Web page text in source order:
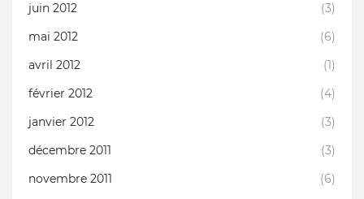
juin 2012
(3)
mai 2012
(6)
avril 2012
(1)
février 2012
(4)
janvier 2012
(3)
décembre 2011
(3)
novembre 2011
(6)